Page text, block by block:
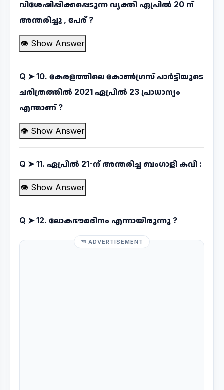
വിശേഷിപ്പിക്കപ്പെടുന്ന വ്യക്തി ഏപ്രിൽ 20 ന്
അന്തരിച്ചു , പേര് ?
👁 Show Answer
Q ➤10. കേരളത്തിലെ കോൺഗ്രസ് പാർട്ടിയുടെ
ചരിത്രത്തിൽ 2021 ഏപ്രിൽ 23 പ്രാധാന്യം
എന്താണ് ?
👁 Show Answer
Q ➤11. ഏപ്രിൽ 21-ന് അന്തരിച്ച ബംഗാളി കവി :
👁 Show Answer
Q ➤12. ലോകഭൗമദിനം എന്നായിരുന്നു ?
ADVERTISEMENT